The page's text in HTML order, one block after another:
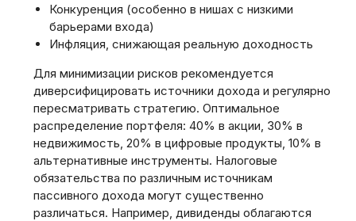
Конкуренция (особенно в нишах с низкими
барьерами входа)
Инфляция, снижающая реальную доходность
Для минимизации рисков рекомендуется
диверсифицировать источники дохода и регулярно
пересматривать стратегию. Оптимальное
распределение портфеля: 40% в акции, 30% в
недвижимость, 20% в цифровые продукты, 10% в
альтернативные инструменты. Налоговые
обязательства по различным источникам
пассивного дохода могут существенно
различаться. Например, дивиденды облагаются